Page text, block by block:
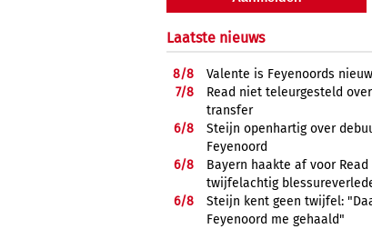
Laatste nieuws
8/8
Valente is Feyenoords
7/8
Read niet teleurgesteld
transfer
6/8
Steijn openhartig over
Feyenoord
6/8
Bayern haakte af voor Read
twijfelachtig
6/8
Steijn kent geen twijfel:
Feyenoord me gehaald"